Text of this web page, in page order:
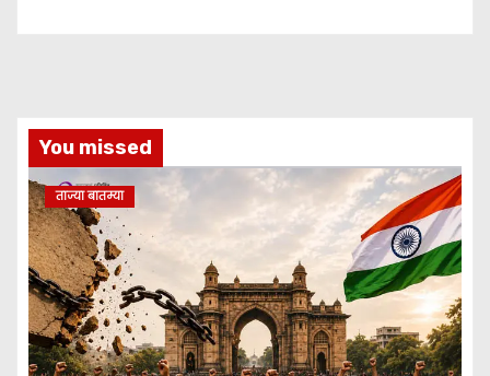
You missed
ताज्या बातम्या